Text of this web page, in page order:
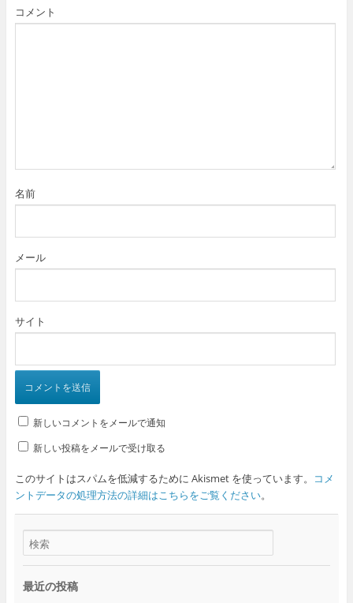
コメント
名前
メール
サイト
新しいコメントをメールで通知
新しい投稿をメールで受け取る
このサイトはスパムを低減するために Akismet を使っています。
コメ
ントデータの処理方法の詳細はこちらをご覧ください。
最近の投稿